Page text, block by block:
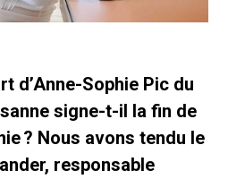
d’Anne-Sophie Pic du
signe-t-il la fin de
? Nous avons tendu le
responsable